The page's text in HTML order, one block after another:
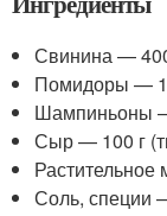
Свинина —
Помидоры —
Шампиньоны
Сыр — 100 г
Соль, специи